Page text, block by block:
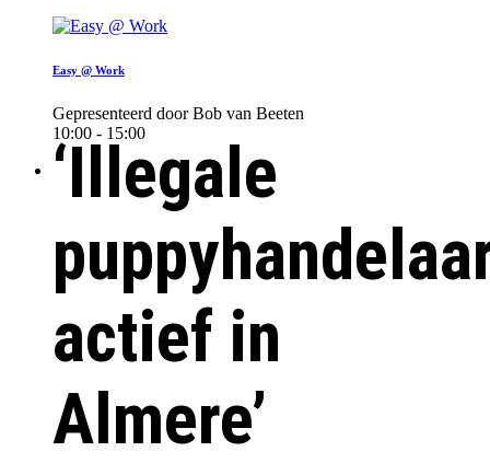
Easy @ Work
Gepresenteerd door Bob van Beeten
10:00 - 15:00
‘Illegale
actief in
Almere’